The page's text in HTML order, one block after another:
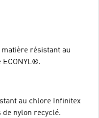
résistant au
ECONYL®.
au chlore Infinitex
de nylon recyclé.